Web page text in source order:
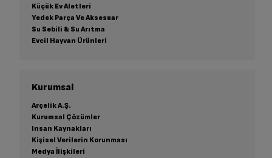
Küçük Ev Aletleri
Yedek Parça Ve Aksesuar
Su Sebili & Su Arıtma
Evcil Hayvan Ürünleri
Kurumsal
Arçelik A.Ş.
Kurumsal Çözümler
Insan Kaynakları
Kişisel Verilerin Korunması
Medya İlişkileri